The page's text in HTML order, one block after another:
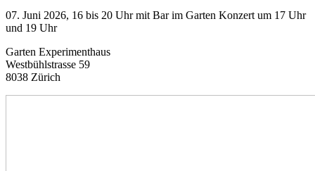
07. Juni 2026, 16 bis 20 Uhr mit Bar im Garten Konzert um 17 Uhr
und 19 Uhr
Garten Experimenthaus
Westbühlstrasse 59
8038 Zürich